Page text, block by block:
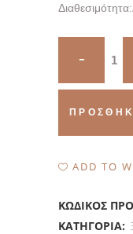
Διαθεσιμότητα:
Ξύλινο
αλογάκι
quantity
ADD TO
ΚΩΔΙΚΌΣ
ΚΑΤΗΓΟΡΊΑ: